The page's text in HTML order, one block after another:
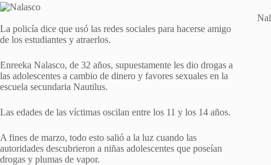
La policía dice que usó las redes sociales para hacerse amigo
de los estudiantes y atraerlos.
Enreeka Nalasco, de 32 años, supuestamente les dio drogas a
las adolescentes a cambio de dinero y favores sexuales en la
escuela secundaria Nautilus.
Las edades de las víctimas oscilan entre los 11 y los 14 años.
A fines de marzo, todo esto salió a la luz cuando las
autoridades descubrieron a niñas adolescentes que poseían
drogas y plumas de vapor.